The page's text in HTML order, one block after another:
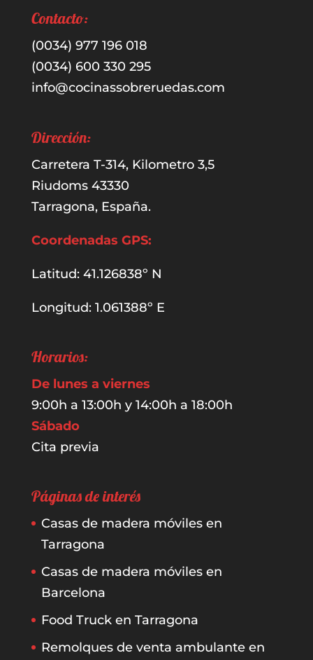
Contacto:
(0034) 977 196 018
(0034) 600 330 295
info@cocinassobreruedas.com
Dirección:
Carretera T-314, Kilometro 3,5
Riudoms 43330
Tarragona, España.
Coordenadas GPS:
Latitud: 41.126838º N
Longitud: 1.061388º E
Horarios:
De lunes a viernes
9:00h a 13:00h y 14:00h a 18:00h
Sábado
Cita previa
Páginas de interés
Casas de madera móviles en
Tarragona
Casas de madera móviles en
Barcelona
Food Truck en Tarragona
Remolques de venta ambulante en